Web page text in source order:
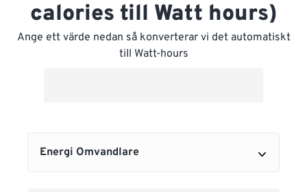
calories till Watt hours)
Ange ett värde nedan så konverterar vi det automatiskt
till Watt-hours